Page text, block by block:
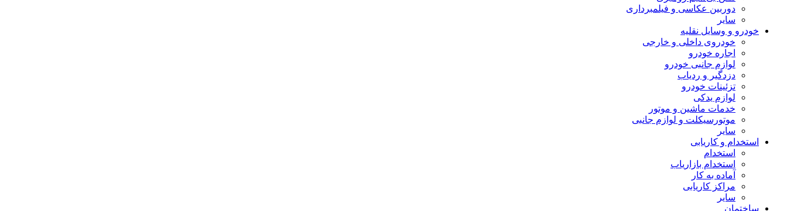
دوربین عکاسی و فیلمبرداری
سایر
خودرو و وسایل نقلیه
خودروی داخلی و خارجی
اجاره خودرو
لوازم جانبی خودرو
دزدگیر و ردیاب
تزئینات خودرو
لوازم یدکی
خدمات ماشین و موتور
موتورسیکلت و لوازم جانبی
سایر
استخدام و کاریابی
استخدام
استخدام بازاریاب
آماده به کار
مراکز کاریابی
سایر
ساختمان